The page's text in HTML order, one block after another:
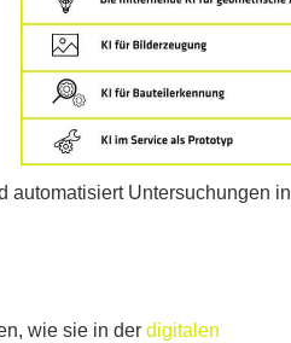
automatisiert Untersuchungen in
wie sie in der digitalen